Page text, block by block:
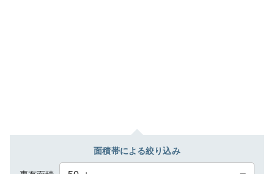
面積帯による絞り込み